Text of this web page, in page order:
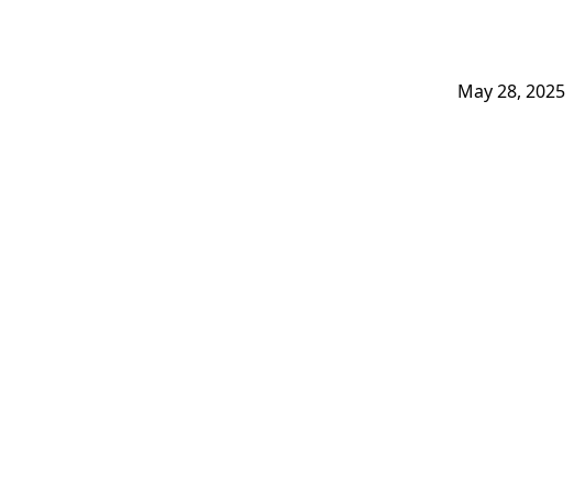
May 28, 2025